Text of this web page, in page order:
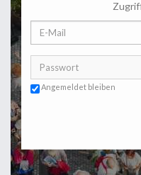
Angemeldet bleiben